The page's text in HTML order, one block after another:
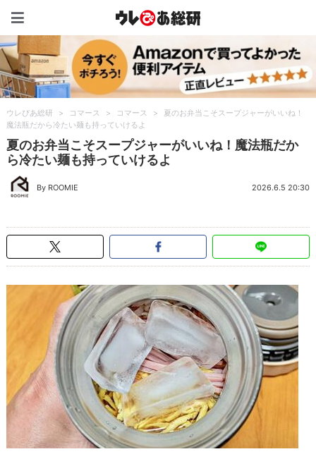
ウレぴあ総研 > コマース > コマース >
夏のお弁当こそスープジャーがいいね！
魔法瓶だから冷たい麺も持っていけるよ
夏のお弁当こそスープジャーがいいね！魔法瓶だか
ら冷たい麺も持っていけるよ
By ROOMIE 2026.6.5 20:30